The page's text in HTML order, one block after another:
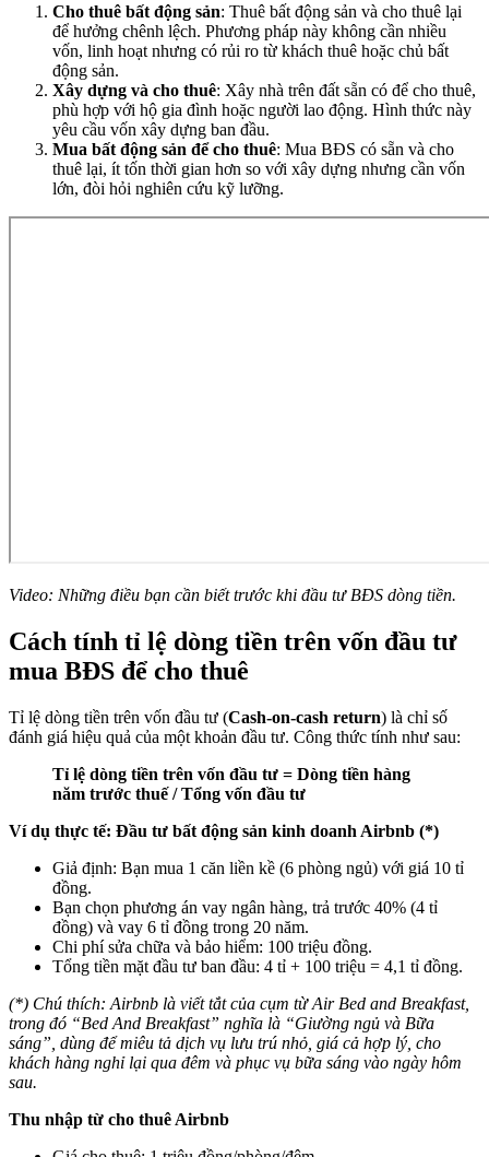
Cho thuê bất động sản: Thuê bất động sản và cho thuê lại
để hưởng chênh lệch. Phương pháp này không cần nhiều
vốn, linh hoạt nhưng có rủi ro từ khách thuê hoặc chủ bất
động sản.
Xây dựng và cho thuê: Xây nhà trên đất sẵn có để cho thuê,
phù hợp với hộ gia đình hoặc người lao động. Hình thức này
yêu cầu vốn xây dựng ban đầu.
Mua bất động sản để cho thuê: Mua BĐS có sẵn và cho
thuê lại, ít tốn thời gian hơn so với xây dựng nhưng cần vốn
lớn, đòi hỏi nghiên cứu kỹ lưỡng.
Video: Những điều bạn cần biết trước khi đầu tư BĐS dòng tiền.
Cách tính tỉ lệ dòng tiền trên vốn đầu tư
mua BĐS để cho thuê
Tỉ lệ dòng tiền trên vốn đầu tư (Cash-on-cash return) là chỉ số
đánh giá hiệu quả của một khoản đầu tư. Công thức tính như sau:
Tỉ lệ dòng tiền trên vốn đầu tư = Dòng tiền hàng
năm trước thuế / Tổng vốn đầu tư
Ví dụ thực tế: Đầu tư bất động sản kinh doanh Airbnb (*)
Giả định: Bạn mua 1 căn liền kề (6 phòng ngủ) với giá 10 tỉ
đồng.
Bạn chọn phương án vay ngân hàng, trả trước 40% (4 tỉ
đồng) và vay 6 tỉ đồng trong 20 năm.
Chi phí sửa chữa và bảo hiểm: 100 triệu đồng.
Tổng tiền mặt đầu tư ban đầu: 4 tỉ + 100 triệu = 4,1 tỉ đồng.
(*) Chú thích: Airbnb là viết tắt của cụm từ Air Bed and Breakfast,
trong đó “Bed And Breakfast” nghĩa là “Giường ngủ và Bữa
sáng”, dùng để miêu tả dịch vụ lưu trú nhỏ, giá cả hợp lý, cho
khách hàng nghỉ lại qua đêm và phục vụ bữa sáng vào ngày hôm
sau.
Thu nhập từ cho thuê Airbnb